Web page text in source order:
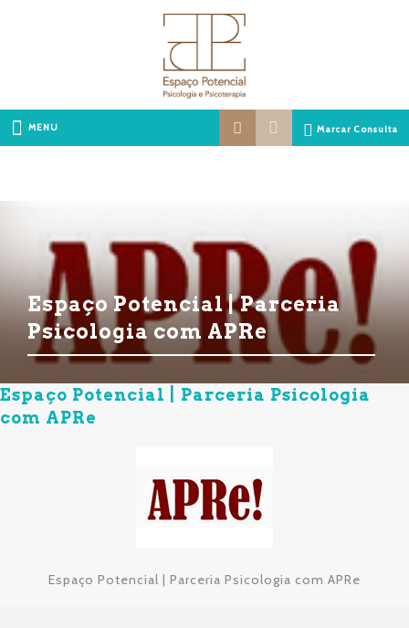
MENU Marcar Consulta
Espaço Potencial | Parceria
Psicologia com APRe
Espaço Potencial | Parceria Psicologia
com APRe
Espaço Potencial | Parceria Psicologia com APRe